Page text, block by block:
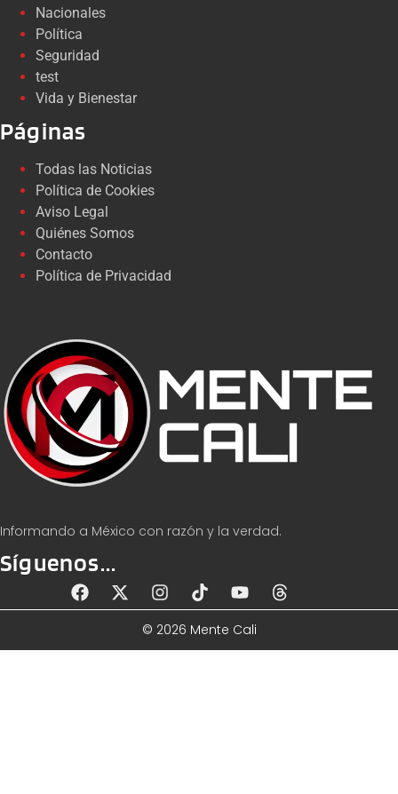
Informando a México con razón y la verdad.
Síguenos...
Nacionales
Política
Seguridad
test
Vida y Bienestar
Páginas
Todas las Noticias
Política de Cookies
Aviso Legal
Quiénes Somos
Contacto
Política de Privacidad
© 2026 Mente Cali